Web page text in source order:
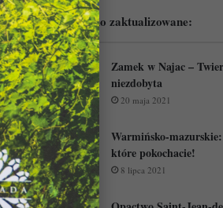
Podejrzyj ostatnio zaktualizowane:
Zamek w Najac –
niezdobyta
20 maja 2021
Warmińsko-
które pokochacie!
8 lipca 2021